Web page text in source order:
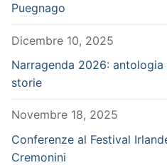
Puegnago
Dicembre 10, 2025
Narragenda 2026:
storie
Novembre 18, 2025
Conferenze al Festival
Cremonini